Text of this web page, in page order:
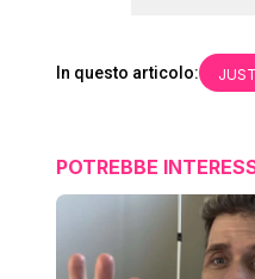
In questo articolo:
POTREBBE